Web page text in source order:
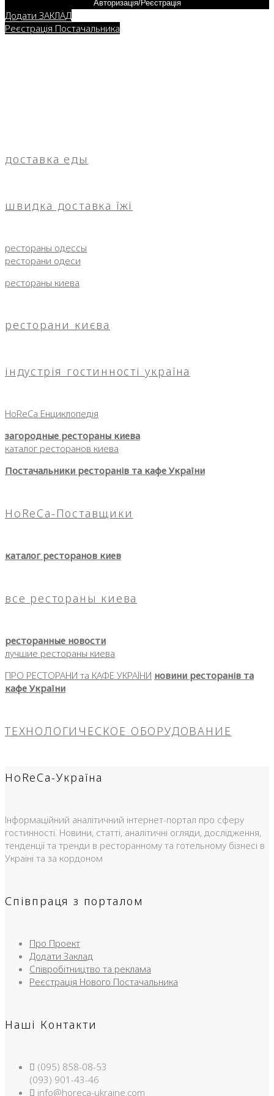
Авторизація/Реєстрація
Додати ЗАКЛАД
Реєстрація Постачальника
доставка еды
швидка доставка їжі
рестораны одессы
ресторани одеси
рестораны киева
ресторани києва
індустрія гостинності україна
HoReCa Енциклопедія
загородные рестораны киева
каталог ресторанов киева
Постачальники ресторанів та кафе України
HoReCa-Поставщики
каталог ресторанов киев
все рестораны киева
ресторанные новости
лучшие рестораны киева
ПРО РЕСТОРАНИ та КАФЕ УКРАЇНИ новини ресторанів та
кафе України
ТЕХНОЛОГИЧЕСКОЕ ОБОРУДОВАНИЕ
HoReCa-Україна
Інформаційний аналітичний інтернет-портал про сферу
гостинності. Новини, статті, аналітичні огляди, дослідження,
тенденції та тренди в ресторанному та готельному бізнесі в
Україні та за кордоном
Співпраця з порталом
Про Проект
Додати Заклад
Співробітництво та реклама
Реєстрація Нового Постачальника
Наші Контакти
(095) 858-08-53
(093) 901-43-46
info@horeca-ukraine.com